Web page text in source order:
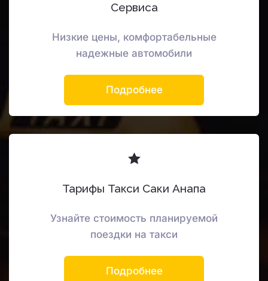
Сервиса
Низкие цены, комфортабельные
надежные автомобили
Подробнее
Тарифы Такси Саки Анапа
Узнайте стоимость планируемой
поездки на такси
Подробнее